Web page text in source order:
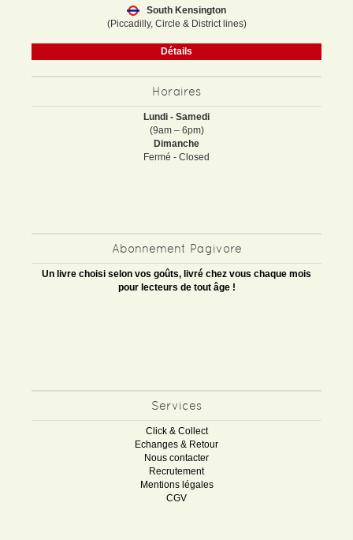
South Kensington
(Piccadilly, Circle & District lines)
Détails
Horaires
Lundi - Samedi
(9am – 6pm)
Dimanche
Fermé - Closed
Abonnement Pagivore
Un livre choisi selon vos goûts, livré chez vous chaque mois
pour lecteurs de tout âge !
Services
Click & Collect
Echanges & Retour
Nous contacter
Recrutement
Mentions légales
CGV